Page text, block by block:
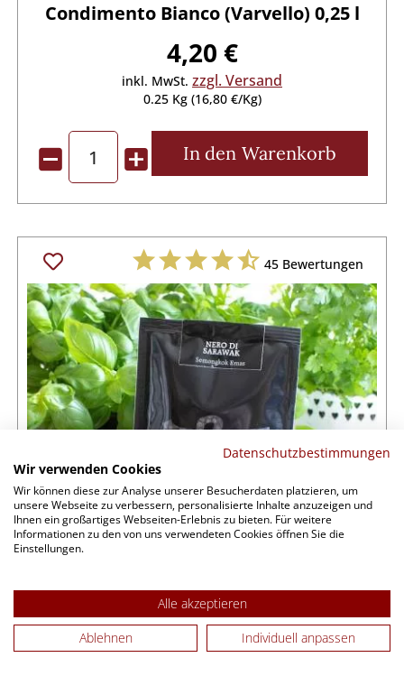
Condimento Bianco (Varvello) 0,25 l
4,20 €
inkl. MwSt. zzgl. Versand
0.25 Kg (16,80 €/Kg)
In den Warenkorb
45Bewertungen
Datenschutzbestimmungen
Wir verwenden Cookies
Wir können diese zur Analyse unserer Besucherdaten platzieren, um
unsere Webseite zu verbessern, personalisierte Inhalte anzuzeigen und
Ihnen ein großartiges Webseiten-Erlebnis zu bieten. Für weitere
Informationen zu den von uns verwendeten Cookies öffnen Sie die
Einstellungen.
Alle akzeptieren
Ablehnen
Individuell anpassen